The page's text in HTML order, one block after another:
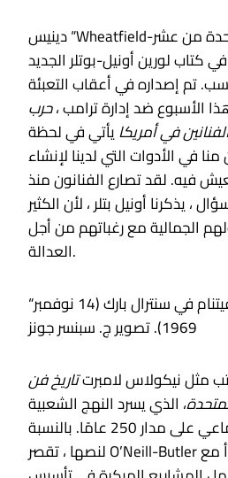
دينيس “Wheatfield-مواجهة” هي واحدة من عشر
كتاب لورين أونيل-بوتلر الجديد
تم إصداره في أعقاب التعبئة
الأسبوع ضد إدارة ترامب ،حرب
في أمريكايأتي في لحظة
في الأدوات التي لدينا لإنشاء
فيه. لقد تصارع الفنانون منذ
، يذكرنا أونيل بتلر ، لأن الكثير
الجمالية مع رغباتهم من أجل
العدالة.
“الاحتجاج” على حرب فيتنام في سنترال بارك (14 نوفمبر
1969). تصوير ج. سبنسر جونز
مثل نيكولاس لامبرتتاريخ فن
، الذي يسرد النهج الشعبية
للفن والتغيير الاجتماعي على مدار 250 عامًا. بالنسبة
لنصها ، تقصر O’Neill-Butler الجدول الزمني ويبدأ مع